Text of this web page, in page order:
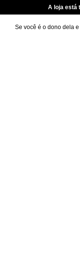
A loja está
Se você é o dono dela